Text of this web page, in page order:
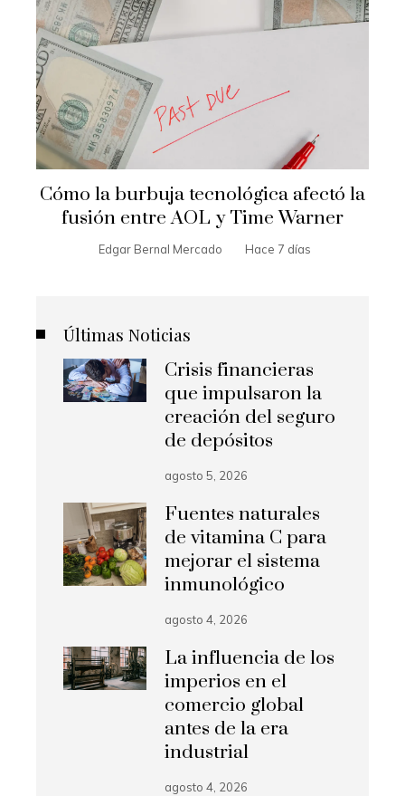
Cómo la burbuja tecnológica afectó la
fusión entre AOL y Time Warner
Edgar Bernal Mercado Hace 7 días
Últimas Noticias
Crisis financieras
que impulsaron la
creación del seguro
de depósitos
agosto 5, 2026
Fuentes naturales
de vitamina C para
mejorar el sistema
inmunológico
agosto 4, 2026
La influencia de los
imperios en el
comercio global
antes de la era
industrial
agosto 4, 2026